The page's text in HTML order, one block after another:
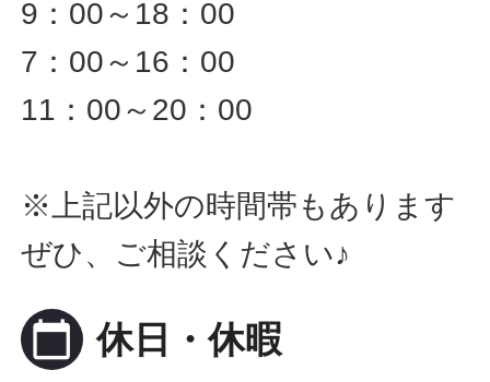
9：00～18：00
7：00～16：00
11：00～20：00
※上記以外の時間帯もあります
ぜひ、ご相談ください♪
calendar_today 休日・休暇